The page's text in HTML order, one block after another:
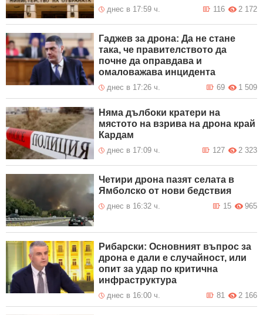
днес в 17:59 ч. 2 172
116
Гаджев за дрона: Да не стане
така, че правителството да
почне да оправдава и
омаловажава инцидента
днес в 17:26 ч. 1 509
69
Няма дълбоки кратери на
мястото на взрива на дрона край
Кардам
днес в 17:09 ч. 2 323
127
Четири дрона пазят селата в
Ямболско от нови бедствия
днес в 16:32 ч. 965
15
Рибарски: Основният въпрос за
дрона е дали е случайност, или
опит за удар по критична
инфраструктура
днес в 16:00 ч. 2 166
81